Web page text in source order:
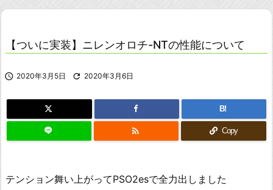
【ついに実装】ニレンオロチ-NTの性能について
 2020年3月5日  2020年3月6日
B!
 Copy
テンション舞い上がってPSO2esで全力出しました